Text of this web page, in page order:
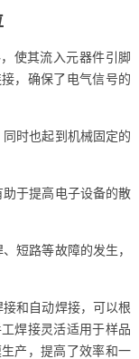
使其流入元器件引脚
，确保了电气信号的
同时也起到机械固定的
助于提高电子设备的散
短路等故障的发生，
接和自动焊接，可以根
焊接灵活适用于样品
产，提高了效率和一